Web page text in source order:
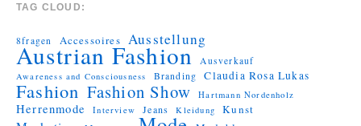
TAG CLOUD:
8fragen Accessoires Ausstellung
Austrian Fashion Ausverkauf
Awareness and Consciousness Branding Claudia Rosa Lukas
Fashion Fashion Show Hartmann Nordenholz
Herrenmode Interview Jeans Kleidung Kunst